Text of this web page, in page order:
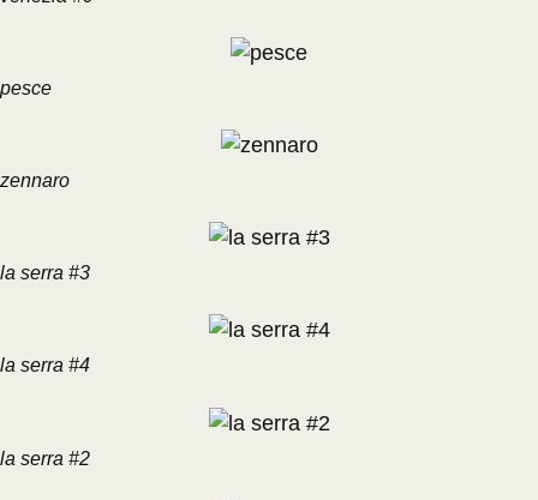
pesce
zennaro
la serra #3
la serra #4
la serra #2